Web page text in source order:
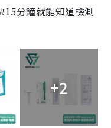
15分鐘就能知道檢測
+2